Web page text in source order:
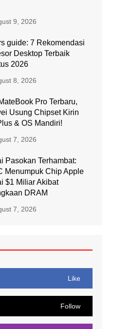
9, 2026
guide: 7 Rekomendasi
Desktop Terbaik
2026
8, 2026
Pro Terbaru,
Usung Chipset Kirin
& OS Mandiri!
7, 2026
Pasokan Terhambat:
Menumpuk Chip Apple
$1 Miliar Akibat
DRAM
7, 2026
Like
Follow